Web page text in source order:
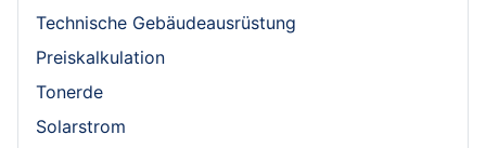
Technische Gebäudeausrüstung
Preiskalkulation
Tonerde
Solarstrom